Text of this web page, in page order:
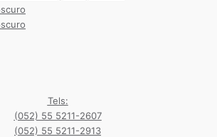
Tels:
(052) 55 5211-2607
(052) 55 5211-2913